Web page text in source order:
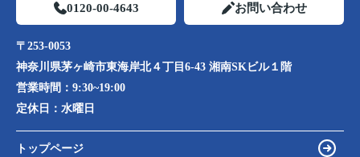
0120-00-4643 お問い合わせ
〒253-0053
神奈川県茅ヶ崎市東海岸北４丁目6-43 湘南SKビル１階
営業時間： 9:30~19:00
定休日： 水曜日
トップページ